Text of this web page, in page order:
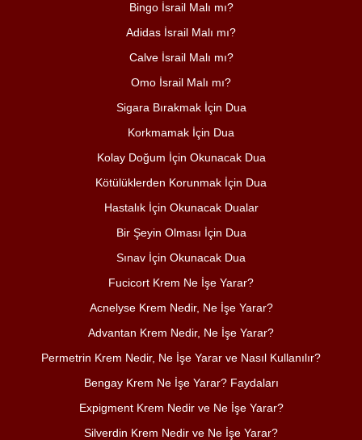
Bingo İsrail Malı mı?
Adidas İsrail Malı mı?
Calve İsrail Malı mı?
Omo İsrail Malı mı?
Sigara Bırakmak İçin Dua
Korkmamak İçin Dua
Kolay Doğum İçin Okunacak Dua
Kötülüklerden Korunmak İçin Dua
Hastalık İçin Okunacak Dualar
Bir Şeyin Olması İçin Dua
Sınav İçin Okunacak Dua
Fucicort Krem Ne İşe Yarar?
Acnelyse Krem Nedir, Ne İşe Yarar?
Advantan Krem Nedir, Ne İşe Yarar?
Permetrin Krem Nedir, Ne İşe Yarar ve Nasıl Kullanılır?
Bengay Krem Ne İşe Yarar? Faydaları
Expigment Krem Nedir ve Ne İşe Yarar?
Silverdin Krem Nedir ve Ne İşe Yarar?